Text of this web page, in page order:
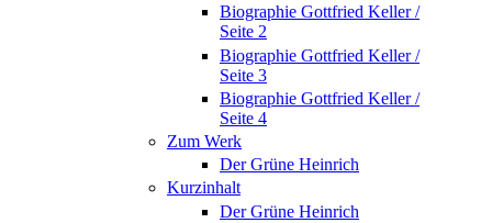
Biographie Gottfried Keller /
Seite 2
Biographie Gottfried Keller /
Seite 3
Biographie Gottfried Keller /
Seite 4
Zum Werk
Der Grüne Heinrich
Kurzinhalt
Der Grüne Heinrich